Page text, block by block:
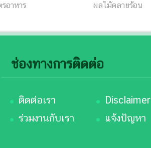
อาหาร
ผลไม้คลายร้อน
ช่องทางการติดต่อ
ติดต่อเรา
Disclaimer
ร่วมงานกับเรา
แจ้งปัญหา